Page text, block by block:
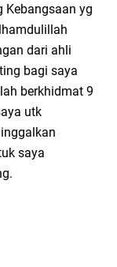
Kebangsaan yg
dari ahli
bagi saya
berkhidmat 9
utk
saya